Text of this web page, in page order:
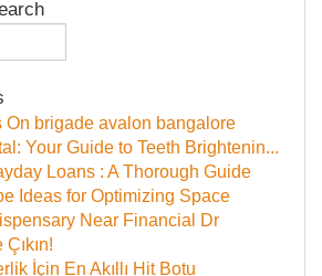
On brigade avalon bangalore
Your Guide to Teeth Brightenin...
Loans : A Thorough Guide
Ideas for Optimizing Space
Near Financial Dr
İçin En Akıllı Hit Botu